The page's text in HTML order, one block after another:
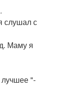
слушал с
Маму я
"-